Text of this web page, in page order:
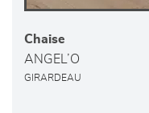
Chaise
ANGEL’O
GIRARDEAU